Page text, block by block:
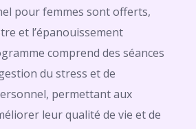
pour femmes sont offerts,
et l’épanouissement
comprend des séances
du stress et de
permettant aux
leur qualité de vie et de